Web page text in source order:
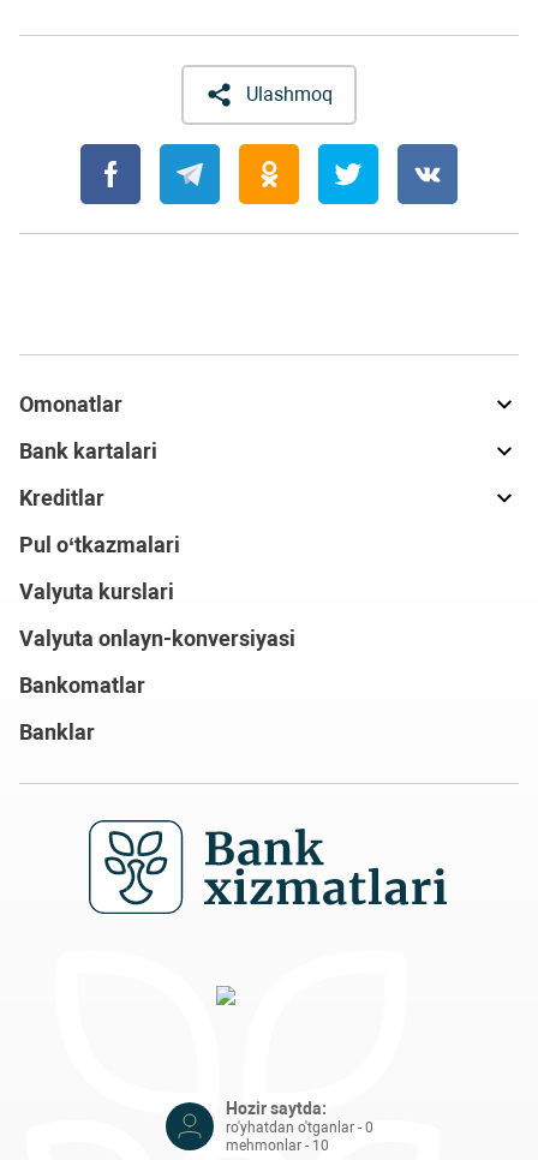
Ulashmoq
Omonatlar
Bank kartalari
Kreditlar
Pul o‘tkazmalari
Valyuta kurslari
Valyuta onlayn-konversiyasi
Bankomatlar
Banklar
Hozir saytda:
ro'yhatdan o'tganlar - 0
mehmonlar - 10